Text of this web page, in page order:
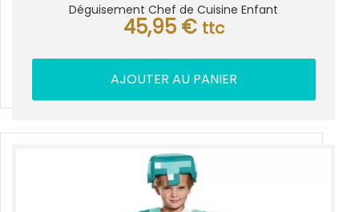
Déguisement Chef de Cuisine Enfant
45,95 € ttc
AJOUTER AU PANIER